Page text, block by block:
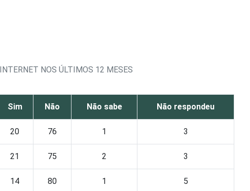
NOS ÚLTIMOS 12 MESES
Sim Não Não sabe Não respondeu
20 76 1 3
21 75 2 3
14 80 1 5